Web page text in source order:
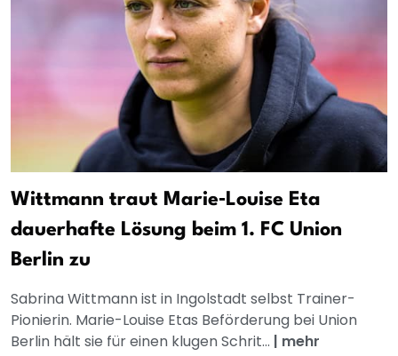
Wittmann traut Marie‑Louise Eta
dauerhafte Lösung beim 1. FC Union
Berlin zu
Sabrina Wittmann ist in Ingolstadt selbst Trainer-
Pionierin. Marie-Louise Etas Beförderung bei Union
Berlin hält sie für einen klugen Schrit... | mehr